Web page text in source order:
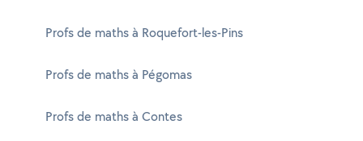
Profs de maths à Roquefort-les-Pins
Profs de maths à Pégomas
Profs de maths à Contes